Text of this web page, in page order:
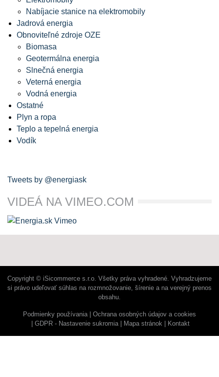
Nabíjacie stanice na elektromobily
Jadrová energia
Obnoviteľné zdroje OZE
Biomasa
Geotermálna energia
Slnečná energia
Veterná energia
Vodná energia
Ostatné
Plyn a ropa
Teplo a tepelná energia
Vodík
Tweets by @energiask
VIDEÁ NA VIMEO.COM
Copyright © iSicommerce s.r.o. Všetky práva vyhradené. Vyhradzujeme
si právo udeľovať súhlas na rozmnožovanie, šírenie a na verejný prenos
obsahu.
Podmienky používania
Ochrana osobných údajov a cookies
GDPR - Nastavenie sukromia
Mapa stránok Kontakt